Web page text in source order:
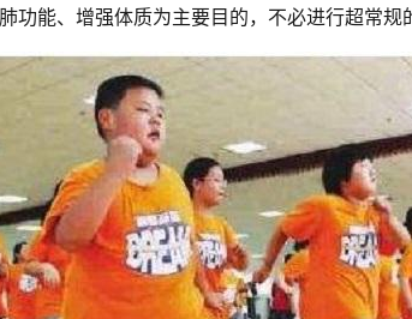
能、增强体质为主要目的，不必进行超常规